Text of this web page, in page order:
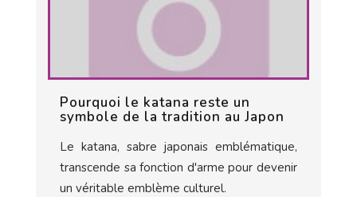
Pourquoi le katana reste un
symbole de la tradition au Japon
Le katana, sabre japonais emblématique,
transcende sa fonction d'arme pour devenir
un véritable emblème culturel.